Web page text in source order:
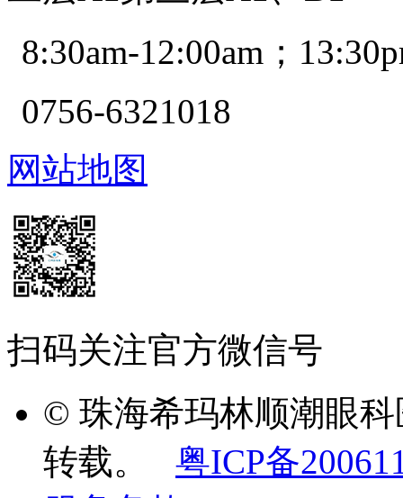
8:30am-12:00am；
0756-6321018
网站地图
扫码关注官方微信号
© 珠海希玛林顺潮眼
转载。
粤ICP备